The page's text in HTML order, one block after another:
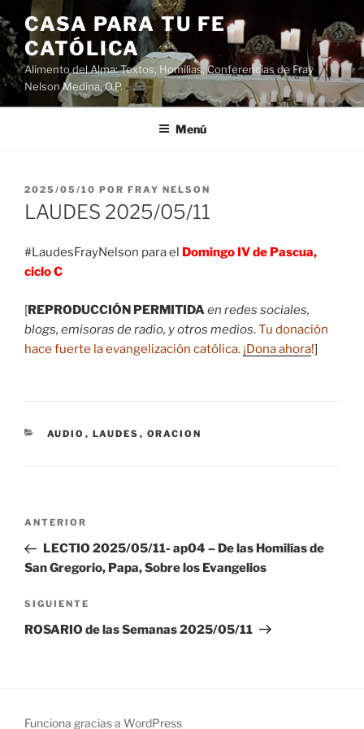
Saltar
al
contenido
CASA PARA TU FE
CATÓLICA
Alimento del Alma: Textos, Homilias, Conferencias de Fray
Nelson Medina, O.P.
Menú
PUBLICADO
EL
2025/05/10 POR FRAY NELSON
LAUDES 2025/05/11
#LaudesFrayNelson para el Domingo IV de Pascua,
ciclo C
[REPRODUCCIÓN PERMITIDAen redes sociales,
blogs, emisoras de radio, y otros medios.Tu donación
hace fuerte la evangelización católica. ¡Dona ahora!]
CATEGORÍAS
AUDIO , LAUDES , ORACION
Navegación
entradas
Entrada
anterior:
ANTERIOR
LECTIO 2025/05/11- ap04 – De las Homilías de
San Gregorio, Papa, Sobre los Evangelios
Siguiente
entrada
SIGUIENTE
ROSARIO de las Semanas 2025/05/11
Funciona gracias a WordPress